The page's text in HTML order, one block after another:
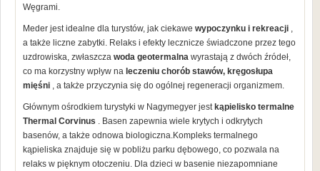
Węgrami.
Meder jest idealne dla turystów, jak ciekawe wypoczynku i rekreacji ,
a także liczne zabytki. Relaks i efekty lecznicze świadczone przez tego
uzdrowiska, zwłaszcza woda geotermalna wyrastają z dwóch źródeł,
co ma korzystny wpływ na leczeniu chorób stawów, kręgosłupa
mięśni , a także przyczynia się do ogólnej regeneracji organizmem.
Głównym ośrodkiem turystyki w Nagymegyer jest kąpielisko termalne
Thermal Corvinus . Basen zapewnia wiele krytych i odkrytych
basenów, a także odnowa biologiczna.Kompleks termalnego
kąpieliska znajduje się w pobliżu parku dębowego, co pozwala na
relaks w pięknym otoczeniu. Dla dzieci w basenie niezapomniane